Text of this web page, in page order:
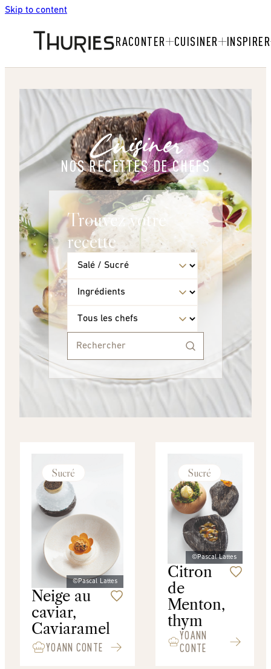
Skip to content
RACONTER CUISINER INSPIRER
Cuisiner
NOS RECETTES DE CHEFS
Trouvez votre
recette
©Pascal Lattes
Sucré
Neige au
caviar,
Caviaramel
YOANN CONTE
©Pascal Lattes
Sucré
Citron
de
Menton,
thym
YOANN
CONTE